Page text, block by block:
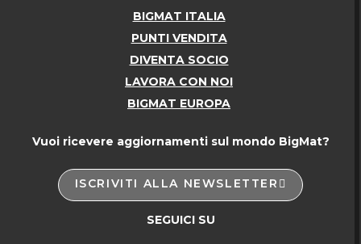
BIGMAT ITALIA
PUNTI VENDITA
DIVENTA SOCIO
LAVORA CON NOI
BIGMAT EUROPA
Vuoi ricevere aggiornamenti sul mondo BigMat?
ISCRIVITI ALLA NEWSLETTER
SEGUICI SU